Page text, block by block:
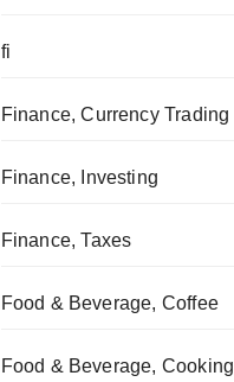
fi
Finance, Currency Trading
Finance, Investing
Finance, Taxes
Food & Beverage, Coffee
Food & Beverage, Cooking